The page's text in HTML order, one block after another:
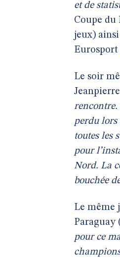
et de
Coupe du
jeux)
Eurosport
Le soir
rencontre.
perdu lors
toutes les
pour
Nord. La
bouchée
Le même
Paraguay
pour ce